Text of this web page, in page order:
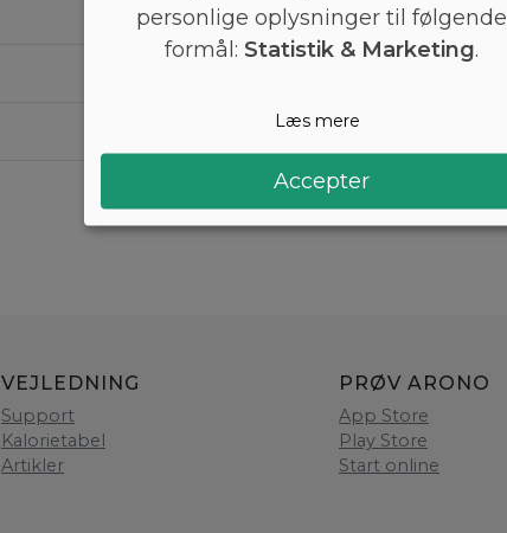
VEJLEDNING
Support
Kalorietabel
Artikler
PRØV ARONO
App Store
Play Store
Start online
personlige oplysninger til følgende
formål: Statistik & Marketing.
Læs mere
Accepter